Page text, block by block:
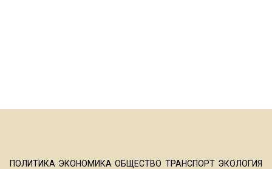
ПОЛИТИКА ЭКОНОМИКА ОБЩЕСТВО ТРАНСПОРТ ЭКОЛОГИЯ